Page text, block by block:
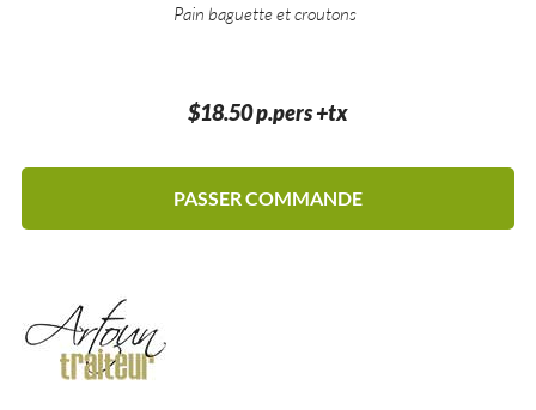
Pain baguette et croutons
$18.50 p.pers +tx
PASSER COMMANDE